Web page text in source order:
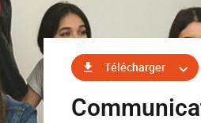
Télécharger